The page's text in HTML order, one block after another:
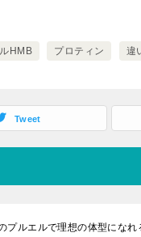
HMB プロティン 違
Tweet
プルエルで理想の体型になれ